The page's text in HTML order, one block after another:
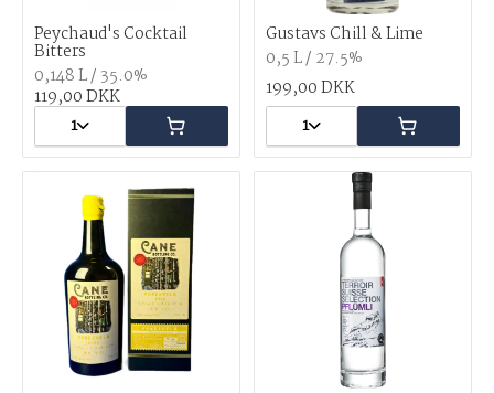
Peychaud's Cocktail
Bitters
0,148 L / 35.0%
119,00 DKK
1
Gustavs Chill & Lime
0,5 L / 27.5%
199,00 DKK
1